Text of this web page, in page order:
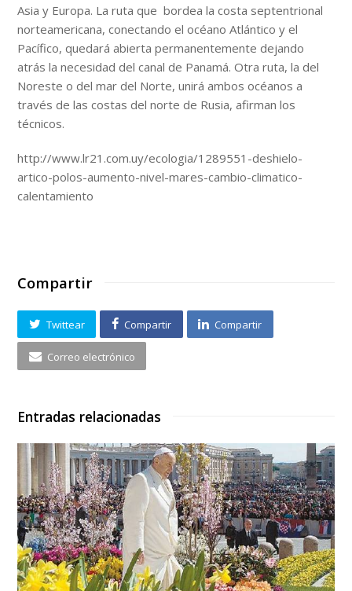
Asia y Europa. La ruta que bordea la costa septentrional
norteamericana, conectando el océano Atlántico y el
Pacífico, quedará abierta permanentemente dejando
atrás la necesidad del canal de Panamá. Otra ruta, la del
Noreste o del mar del Norte, unirá ambos océanos a
través de las costas del norte de Rusia, afirman los
técnicos.
http://www.lr21.com.uy/ecologia/1289551-deshielo-
artico-polos-aumento-nivel-mares-cambio-climatico-
calentamiento
Compartir
Twittear Compartir Compartir
Correo electrónico
Entradas relacionadas